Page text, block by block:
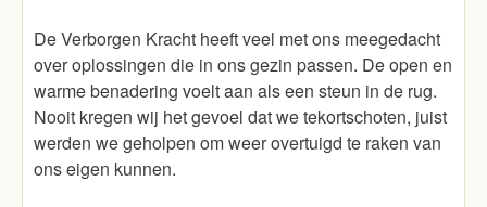
De Verborgen Kracht heeft veel met ons meegedacht
over oplossingen die in ons gezin passen. De open en
warme benadering voelt aan als een steun in de rug.
Nooit kregen wij het gevoel dat we tekortschoten, juist
werden we geholpen om weer overtuigd te raken van
ons eigen kunnen.